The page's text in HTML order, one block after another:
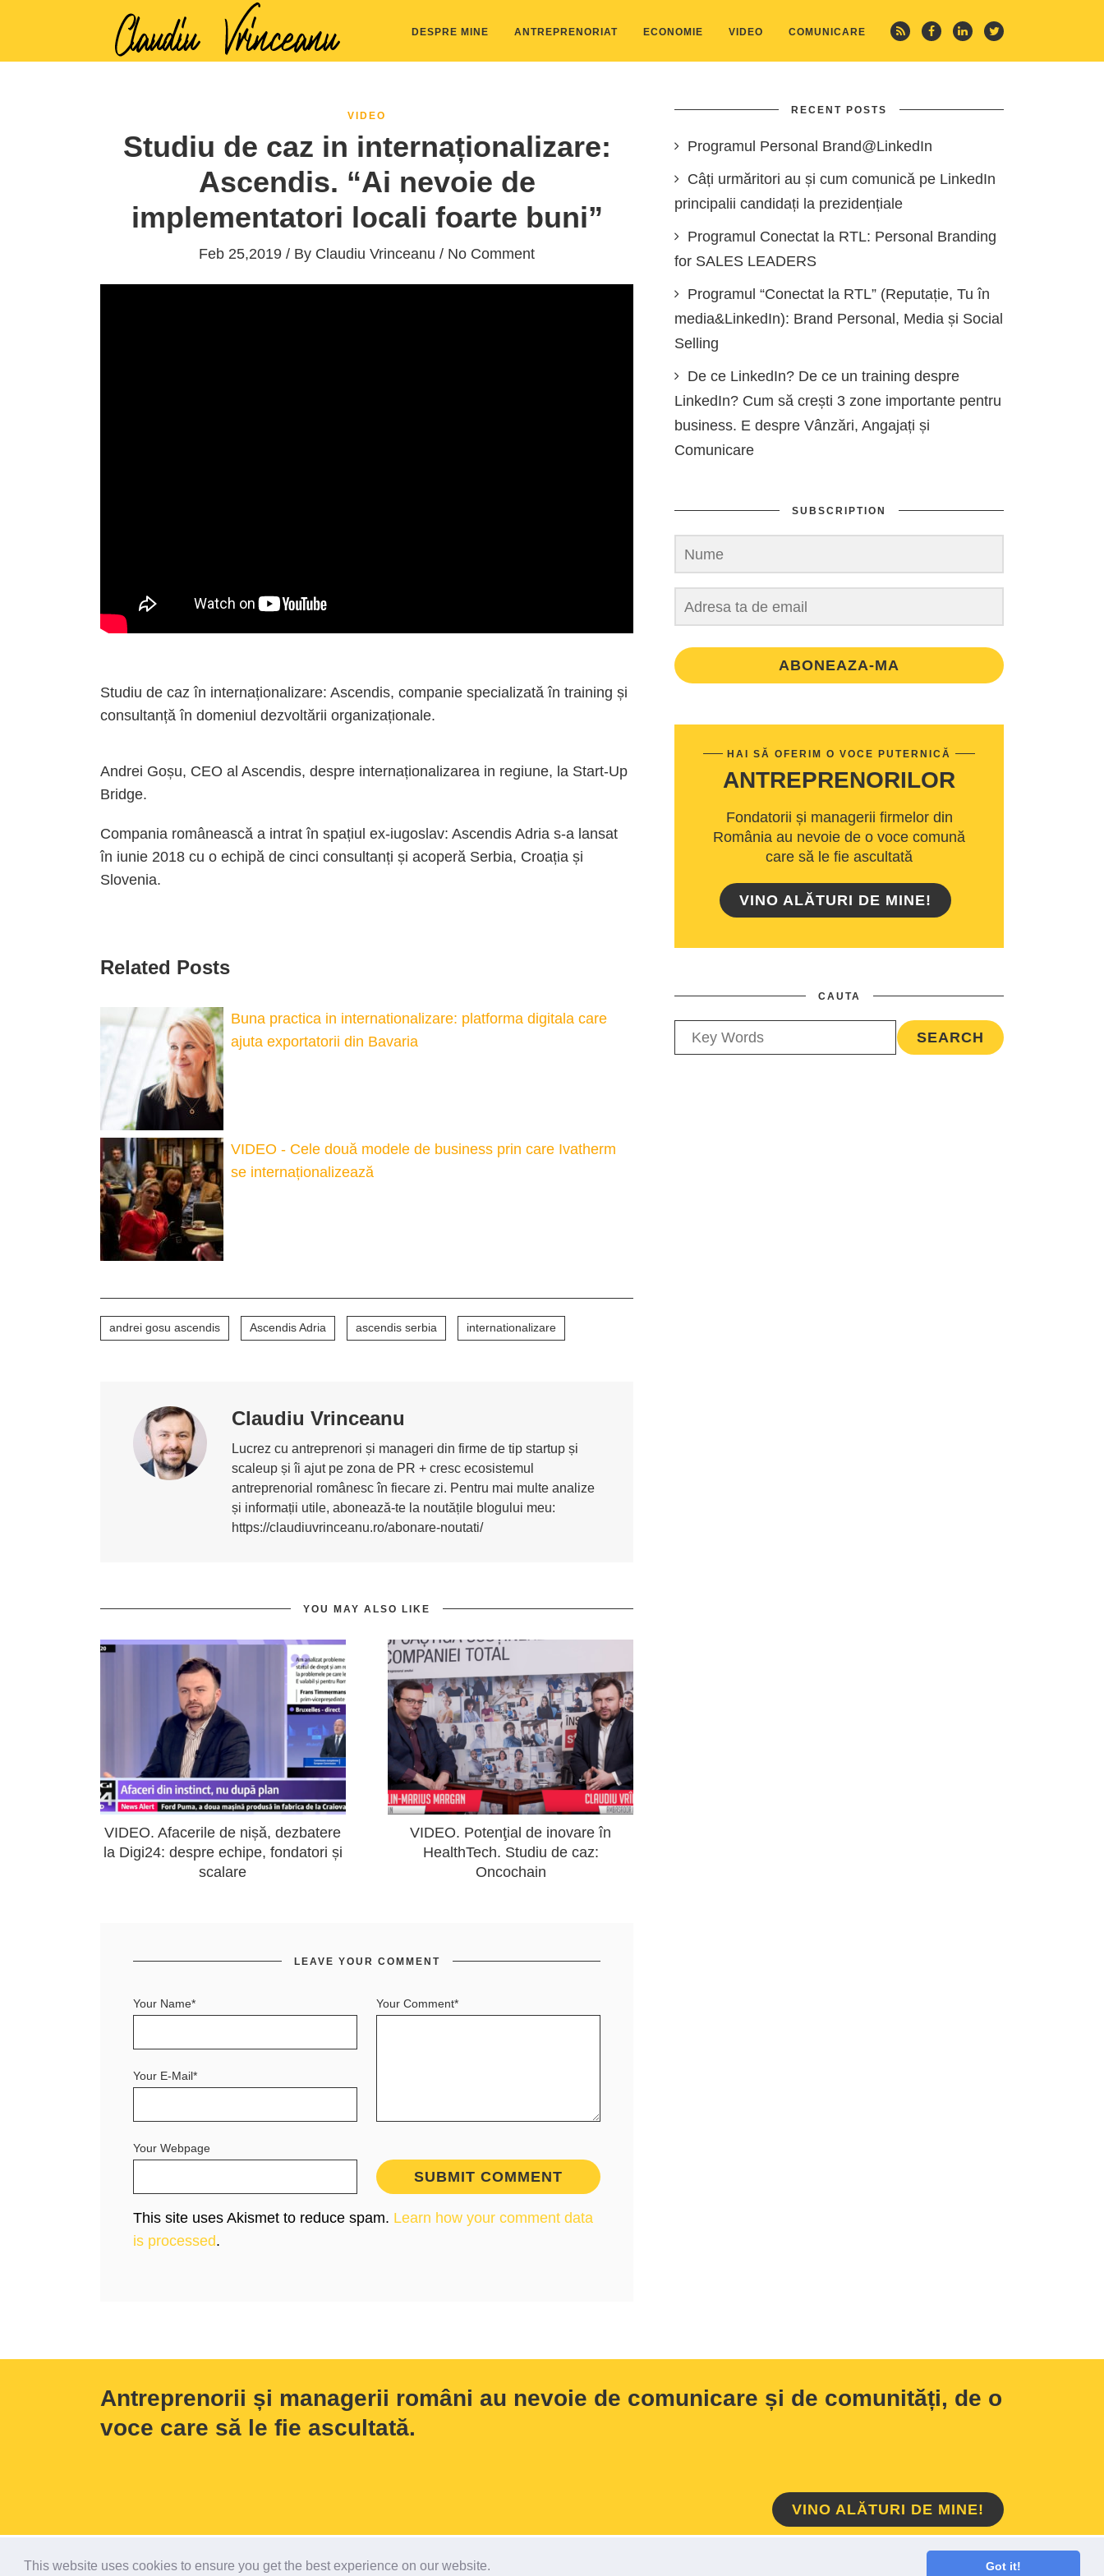
This website uses cookies to ensure you get the best experience on our website. Got it!
DESPRE MINE ANTREPRENORIAT ECONOMIE VIDEO COMUNICARE
VIDEO
Studiu de caz in internaționalizare:
Ascendis. “Ai nevoie de
implementatori locali foarte buni”
Feb 25,2019 / By Claudiu Vrinceanu / No Comment
Studiu de caz în internaționalizare: Ascendis, companie specializată în training și
consultanță în domeniul dezvoltării organizaționale.
Andrei Goșu, CEO al Ascendis, despre internaționalizarea in regiune, la Start-Up
Bridge.
Compania românească a intrat în spațiul ex-iugoslav: Ascendis Adria s-a lansat
în iunie 2018 cu o echipă de cinci consultanți și acoperă Serbia, Croația și
Slovenia.
Related Posts
Buna practica in internationalizare: platforma digitala care
ajuta exportatorii din Bavaria
VIDEO - Cele două modele de business prin care Ivatherm
se internaționalizează
andrei gosu ascendis Ascendis Adria ascendis serbia internationalizare
Claudiu Vrinceanu
Lucrez cu antreprenori și manageri din firme de tip startup și
scaleup și îi ajut pe zona de PR + cresc ecosistemul
antreprenorial românesc în fiecare zi. Pentru mai multe analize
și informații utile, abonează-te la noutățile blogului meu:
https://claudiuvrinceanu.ro/abonare-noutati/
YOU MAY ALSO LIKE
VIDEO. Afacerile de nișă, dezbatere
la Digi24: despre echipe, fondatori și
scalare
VIDEO. Potenţial de inovare în
HealthTech. Studiu de caz:
Oncochain
LEAVE YOUR COMMENT
Your Comment*
Your Name*
Your E-Mail*
Your Webpage
This site uses Akismet to reduce spam. Learn how your comment data
is processed.
RECENT POSTS
Programul Personal Brand@LinkedIn
Câți urmăritori au și cum comunică pe LinkedIn
principalii candidați la prezidențiale
Programul Conectat la RTL: Personal Branding
for SALES LEADERS
Programul “Conectat la RTL” (Reputație, Tu în
media&LinkedIn): Brand Personal, Media și Social
Selling
De ce LinkedIn? De ce un training despre
LinkedIn? Cum să crești 3 zone importante pentru
business. E despre Vânzări, Angajați și
Comunicare
SUBSCRIPTION
ABONEAZA-MA
HAI SĂ OFERIM O VOCE PUTERNICĂ
ANTREPRENORILOR
Fondatorii și managerii firmelor din
România au nevoie de o voce comună
care să le fie ascultată
VINO ALĂTURI DE MINE!
CAUTA
Antreprenorii și managerii români au nevoie de comunicare și de comunități, de o
voce care să le fie ascultată.
VINO ALĂTURI DE MINE!
Copyright 2018 Claudiu Vrinceanu CONTACT